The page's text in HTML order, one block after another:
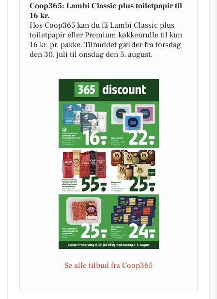
Coop365: Lambi Classic plus toiletpapir til
16 kr.
Hos Coop365 kan du få Lambi Classic plus
toiletpapir eller Premium køkkenrulle til kun
16 kr. pr. pakke. Tilbuddet gælder fra torsdag
den 30. juli til onsdag den 5. august.
Se alle tilbud fra Coop365